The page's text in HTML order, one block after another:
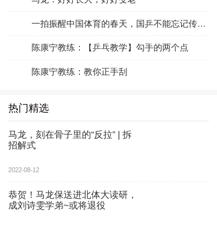
一拍振醒中国体育的春天，国乒不能忘记传奇前辈这份初心！
陈康宁教练：【乒乓教学】勾手的两个点
陈康宁教练：教你正手刮
热门精选
马龙，刻在骨子里的“反拉” | 拆
招解式
2022-08-12
恭贺！马龙保送进北体大读研，
成刘诗雯学弟~或将退役